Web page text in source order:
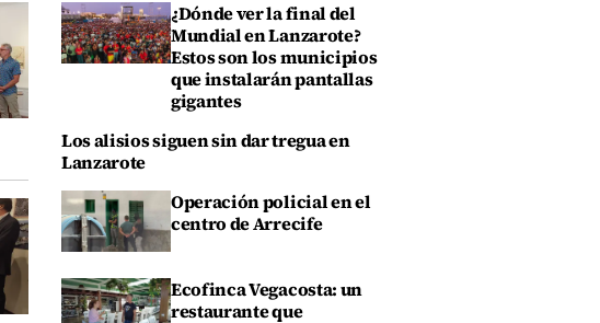
¿Dónde ver la final del
Mundial en Lanzarote?
Estos son los municipios
que instalarán pantallas
gigantes
Los alisios siguen sin dar tregua en
Lanzarote
Operación policial en el
centro de Arrecife
Ecofinca Vegacosta: un
restaurante que